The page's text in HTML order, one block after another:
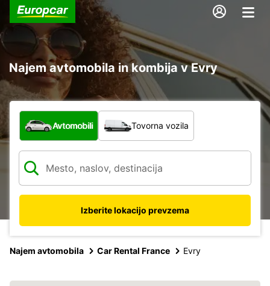
Najem avtomobila in kombija v Evry
Katera vrsta vozila?
Avtomobili Tovorna vozila
Izberite lokacijo prevzema
Najem avtomobila Car Rental France Evry